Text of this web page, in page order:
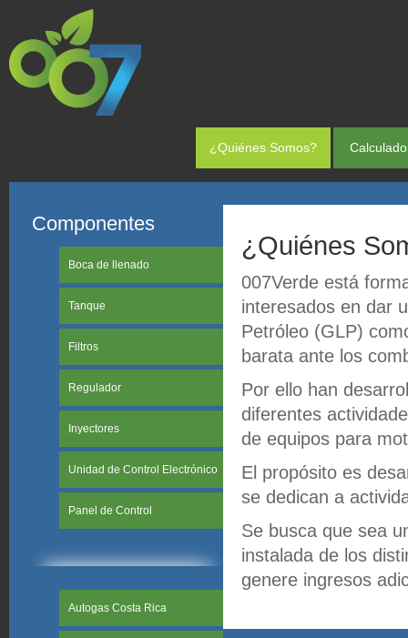
¿Quiénes Somos?
Componentes
Boca de llenado
Tanque
Filtros
Regulador
Inyectores
Unidad de Control Electrónico
Panel de Control
Autogas Costa Rica
¿Quiénes
007Verde está
interesados en dar
Petróleo (GLP)
barata ante los
Por ello han
diferentes
de equipos para
El propósito es
se dedican a
Se busca que sea
instalada de los
genere ingresos